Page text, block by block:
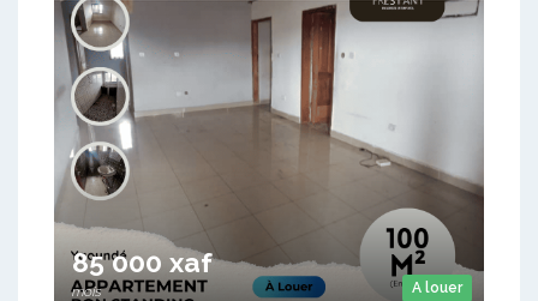
A louer
85 000 xaf
mois